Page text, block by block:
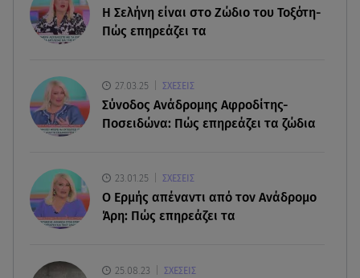
χρήματα στους λογαριασμούς
Φωτιά στο Στεφάνι Κορίνθου: Μήνυμα από το 112
- Σηκώθηκαν εναέρια μέσα
07.08.26 , 18:34
Κυκλάδες
H Σελήνη είναι στο Ζώδιο του Τοξότη-
Πώς επηρεάζει τα
27.03.25 ΣΧΕΣΕΙΣ
Σύνοδος Ανάδρομης Αφροδίτης-
Ποσειδώνα: Πώς επηρεάζει τα ζώδια
23.01.25 ΣΧΕΣΕΙΣ
Ο Ερμής απέναντι από τον Ανάδρομο
Άρη: Πώς επηρεάζει τα
25.08.23 ΣΧΕΣΕΙΣ